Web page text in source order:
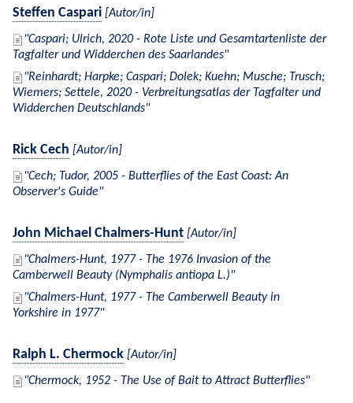
Steffen Caspari [Autor/in]
Caspari; Ulrich, 2020 - Rote Liste und Gesamtartenliste der
Tagfalter und Widderchen des Saarlandes
Reinhardt; Harpke; Caspari; Dolek; Kuehn; Musche; Trusch;
Wiemers; Settele, 2020 - Verbreitungsatlas der Tagfalter und
Widderchen Deutschlands
Rick Cech [Autor/in]
Cech; Tudor, 2005 - Butterflies of the East Coast: An
Observer's Guide
John Michael Chalmers-Hunt [Autor/in]
Chalmers-Hunt, 1977 - The 1976 Invasion of the
Camberwell Beauty (Nymphalis antiopa L.)
Chalmers-Hunt, 1977 - The Camberwell Beauty in
Yorkshire in 1977
Ralph L. Chermock [Autor/in]
Chermock, 1952 - The Use of Bait to Attract Butterflies